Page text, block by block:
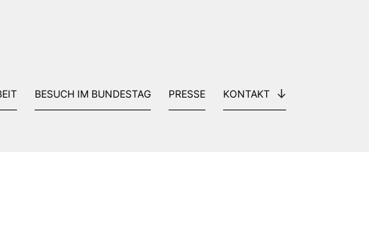
BESUCH IM BUNDESTAG PRESSE KONTAKT